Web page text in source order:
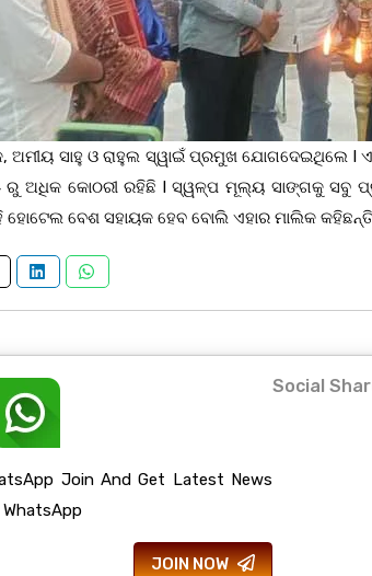
ଅମୀୟ ସାହୁ ଓ ରାହୁଲ ସ୍ୱାଇଁ ପ୍ରମୁଖ ଯୋଗଦେଇଥିଲେ l
ରୁ ଅଧିକ କୋଠରୀ ରହିଛି l ସ୍ୱଳ୍ପ ମୂଲ୍ୟ ସାଙ୍ଗକୁ ସବୁ
ବେଶ ସହାୟକ ହେବ ବୋଲି ଏହାର ମାଲିକ କହିଛନ୍ତି l
Join And Get Latest News
JOIN NOW
Social